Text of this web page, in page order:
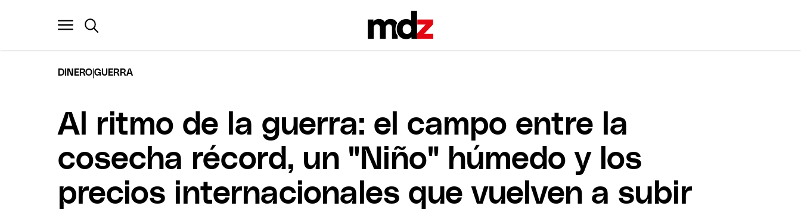
DINERO|GUERRA
Al ritmo de la guerra: el campo entre la
cosecha récord, un "Niño" húmedo y los
precios internacionales que vuelven a subir